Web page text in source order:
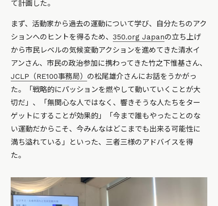
て計画した。
まず、活動家から過去の運動について学び、自分たちのアク
ションへのヒントを得るため、350.org Japanの立ち上げ
から市民レベルの気候変動アクションを進めてきた清水イ
アンさん、市民の政治参加に携わってきた竹之下惟基さん、
JCLP（RE100事務局） の松尾雄介さんにお話をうかがっ
た。「戦略的にパッションを燃やして動いていくことが大
切だ」、「無関心な人ではなく、響きそうな人たちをター
ゲットにすることが効果的」「今まで誰もやったことのな
い運動だからこそ、今みんなはどこまでも出来る可能性に
満ち溢れている」といった、三者三様のアドバイスを得
た。